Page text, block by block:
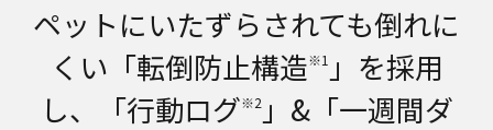
ペットにいたずらされても倒れに
くい「転倒防止構造※1 」を採用
し、「行動ログ※2」&「一週間ダ